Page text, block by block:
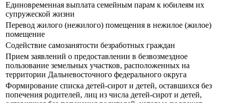
Единовременная выплата семейным парам к юбилеям их
супружеской жизни
Перевод жилого (нежилого) помещения в нежилое (жилое)
помещение
Содействие самозанятости безработных граждан
Прием заявлений о предоставлении в безвозмездное
пользование земельных участков, расположенных на
территории Дальневосточного федерального округа
Формирование списка детей-сирот и детей, оставшихся без
попечения родителей, лиц из числа детей-сирот и детей,